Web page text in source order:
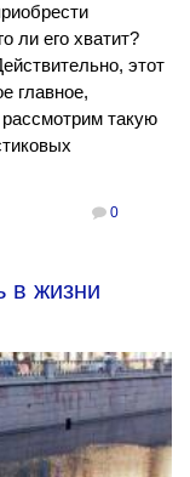
ли его хватит?
этот
главное,
такую
0
в жизни